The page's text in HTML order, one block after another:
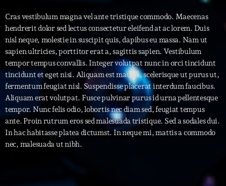
keyboard_arrow_down
Featured
Music Industry
Events
Artists
Concerts
Blog keyboard_arrow_down
Blog Masonry
Blog No Sidebar
Blog Sidebar
Podcasts
Charts
Promote
Contacts
Cras vestibulum magna vel ante tristique commodo. Maecenas
hendrerit dolor sed lectus consectetur eleifend at ac lorem. Duis
nisl neque, molestie in suscipit quis, dapibus eu massa. Nam ut
sapien ultricies, porttitor erat a, sagittis sapien. Vestibulum
tempor tempus convallis. Integer volutpat nunc in orci tincidunt
tincidunt et eget nisi. Aliquam est mauris, scelerisque ut purus ut,
fermentum feugiat nisl. Suspendisse placerat interdum faucibus.
Aliquam erat volutpat. Fusce pulvinar purus id urna pellentesque
tempor. Nunc felis odio, lobortis nec diam sed, feugiat tempus
ante. Proin rutrum eros sed malesuada tristique. Sed a sodales dui.
In hac habitasse platea dictumst. In neque mi, mattis a commodo
nec, malesuada ut nibh.